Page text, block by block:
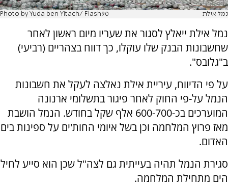
נמל אילת Photo by Yuda ben Yitach/ Flash90
נמל אילת ייאלץ לסגור את שעריו מיום ראשון לאחר
שחשבונות הבנק שלו עוקלו, כך דווח בצהריים (רביעי)
ב"גלובס".
על פי הדיווח, עיריית אילת נאלצה לעקל את חשבונות
הנמל על-פי החוק לאחר פיגור בתשלומי ארנונה
המוערכים בכ-600-700 אלף שקל בחודש. הנמל הושבת
מאז פרוץ המלחמה וכן בשל איומי החות'ים על ספינות בים
האדום.
סגירת הנמל תהיה בעייתית גם לצה"ל שכן הוא סייע לחיל
הים מתחילת המלחמה.